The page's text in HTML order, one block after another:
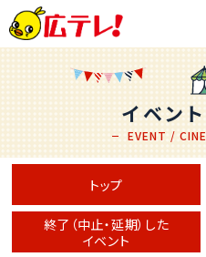
イベン
EVENT /
トップ
終了（中止・延期）した
イベント